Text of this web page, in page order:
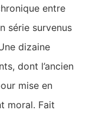
entre
série survenus
dizaine
dont l’ancien
mise en
moral. Fait